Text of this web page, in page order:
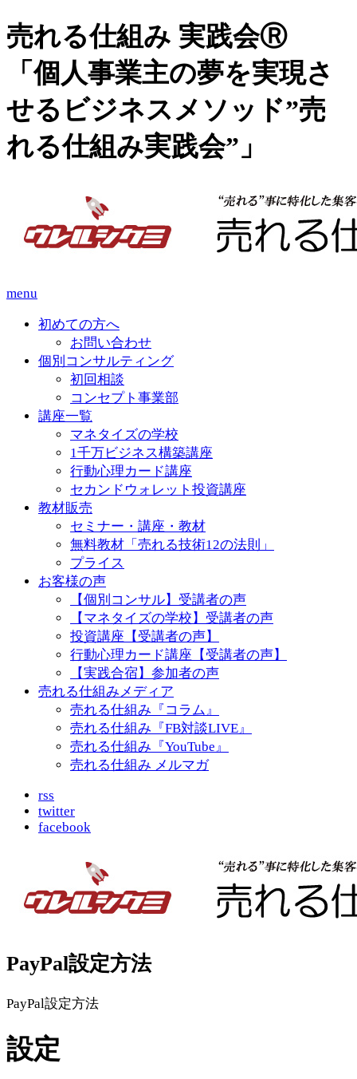
売れる仕組み 実践会Ⓡ
「個人事業主の夢を実現さ
せるビジネスメソッド”売
れる仕組み実践会”」
menu
初めての方へ
お問い合わせ
個別コンサルティング
初回相談
コンセプト事業部
講座一覧
マネタイズの学校
1千万ビジネス構築講座
行動心理カード講座
セカンドウォレット投資講座
教材販売
セミナー・講座・教材
無料教材「売れる技術12の法則」
プライス
お客様の声
【個別コンサル】受講者の声
【マネタイズの学校】受講者の声
投資講座【受講者の声】
行動心理カード講座【受講者の声】
【実践合宿】参加者の声
売れる仕組みメディア
売れる仕組み『コラム』
売れる仕組み『FB対談LIVE』
売れる仕組み『YouTube』
売れる仕組み メルマガ
rss
twitter
facebook
PayPal設定方法
PayPal設定方法
設定